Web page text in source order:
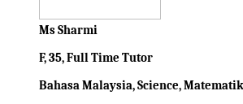
Ms Sharmi
F, 35, Full Time Tutor
Bahasa Malaysia, Science, Matematik